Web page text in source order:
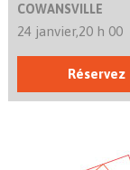
COWANSVILLE
24 janvier,20 h 00
Réservez